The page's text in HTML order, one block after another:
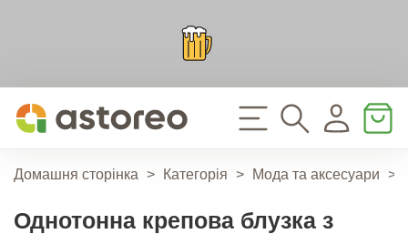
Домашня сторінка > Категорія > Мода та аксесуари >
Однотонна крепова блузка з